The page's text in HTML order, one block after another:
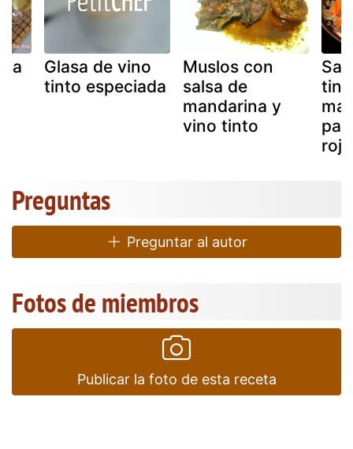
Glasa de vino
tinto especiada
Muslos con
salsa de
mandarina y
vino tinto
Preguntas
Preguntar al autor
Fotos de miembros
Publicar la foto de esta receta